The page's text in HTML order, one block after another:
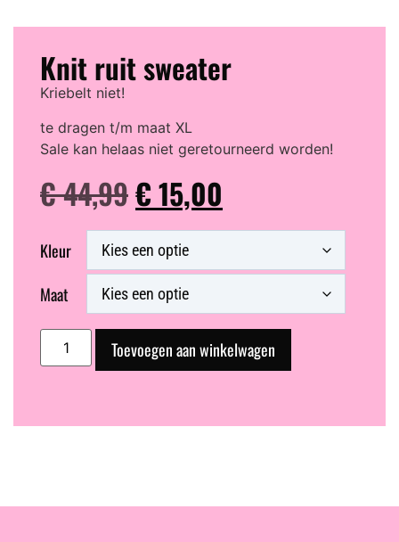
Knit ruit sweater
Kriebelt niet!
te dragen t/m maat XL
Sale kan helaas niet geretourneerd worden!
€44,99€15,00
Kleur
Maat
Toevoegen aan winkelwagen